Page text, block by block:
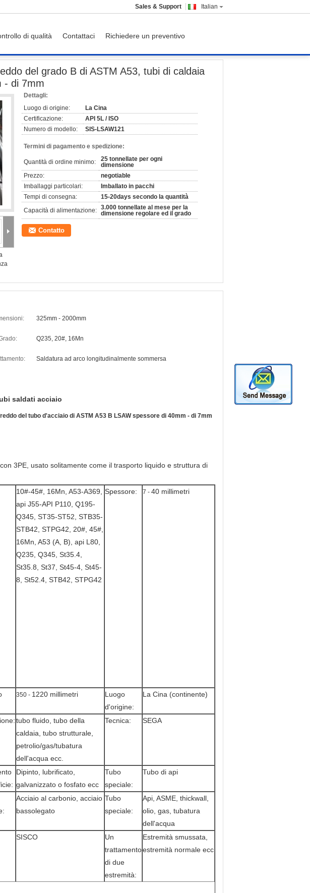
Italian
Sales & Support
di qualità Contattaci Richiedere un preventivo
del grado B di ASTM A53, tubi di caldaia
- di 7mm
Dettagli:
Luogo di origine:
La Cina
Certificazione:
API 5L / ISO
Numero di modello:
SIS-LSAW121
Termini di pagamento e spedizione:
Quantità di ordine minimo:
25 tonnellate per ogni
dimensione
Prezzo:
negotiable
Imballaggi particolari:
Imballato in pacchi
Tempi di consegna:
15-20days secondo la quantità
Capacità di alimentazione: 3.000 tonnellate al mese per la
dimensione regolare ed il grado
Contatto
325mm - 2000mm
Q235, 20#, 16Mn
Saldatura ad arco longitudinalmente sommersa
saldati acciaio
del tubo d'acciaio di ASTM A53 B LSAW spessore di 40mm - di 7mm
3PE, usato solitamente come il trasporto liquido e struttura di
10#-45#, 16Mn, A53-A369,
api J55-API P110, Q195-
Q345, ST35-ST52, STB35-
STB42, STPG42, 20#, 45#,
16Mn, A53 (A, B), api L80,
Q235, Q345, St35.4,
St35.8, St37, St45-4, St45-
8, St52.4, STB42, STPG42
Spessore: 7 - 40 millimetri
350 - 1220 millimetri
Luogo
d'origine:
La Cina (continente)
tubo fluido, tubo della
caldaia, tubo strutturale,
petrolio/gas/tubatura
dell'acqua ecc.
Tecnica: SEGA
Dipinto, lubrificato,
galvanizzato o fosfato ecc
Tubo
speciale:
Tubo di api
Acciaio al carbonio, acciaio
bassolegato
Tubo
speciale:
Api, ASME, thickwall,
olio, gas, tubatura
dell'acqua
SISCO
Un
trattamento
di due
estremità:
Estremità smussata,
estremità normale ecc